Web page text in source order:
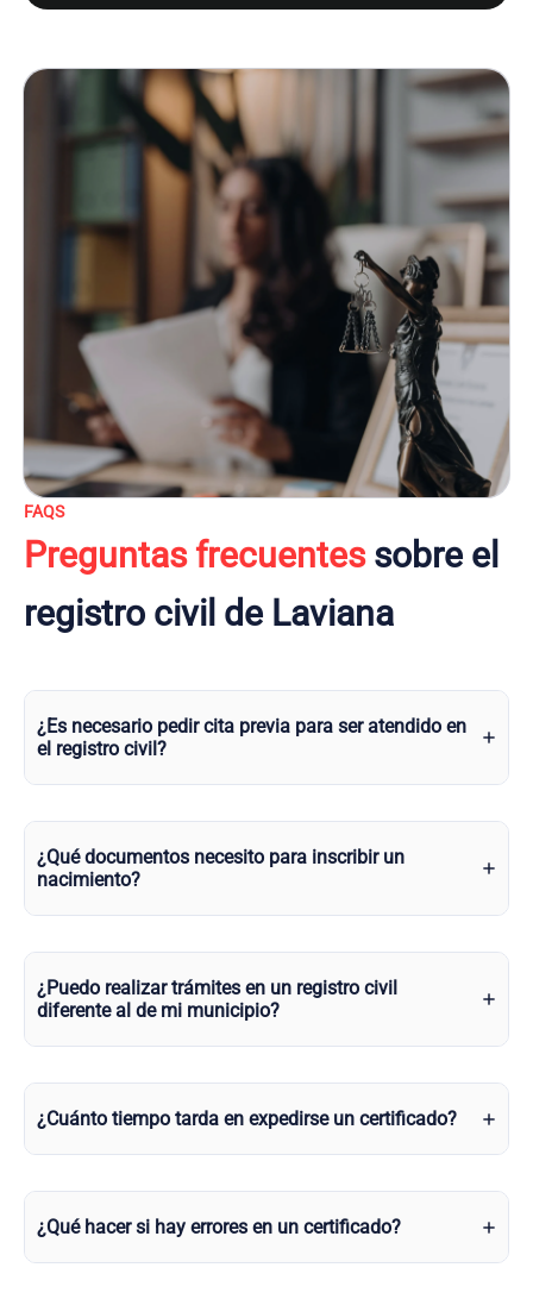
FAQS
Preguntas frecuentessobre el
registro civil de Laviana
¿Es necesario pedir cita previa para ser atendido en
el registro civil?
¿Qué documentos necesito para inscribir un
nacimiento?
¿Puedo realizar trámites en un registro civil
diferente al de mi municipio?
¿Cuánto tiempo tarda en expedirse un certificado?
¿Qué hacer si hay errores en un certificado?